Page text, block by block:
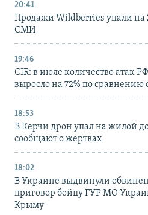
20:41
Продажи Wildberries упали на
СМИ
19:46
CIR: в июле количество атак
выросло на 72% по
18:53
В Керчи дрон упал на жилой
сообщают о жертвах
18:02
В Украине выдвинули
приговор бойцу ГУР МО
Крыму